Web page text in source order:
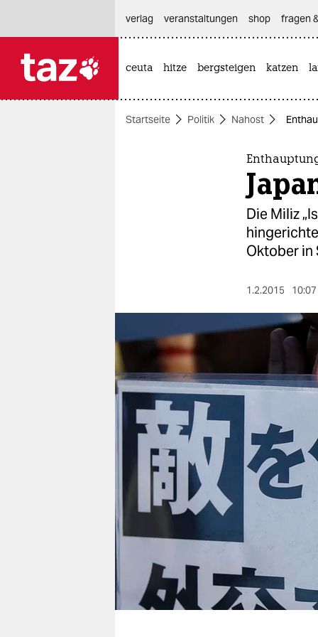
themen
wahrheit
verlag
veranstaltungen
genossenschaft
verlag
veranstaltungen shop fragen
ceuta hitze bergsteigen katzen
Startseite Politik Nahost
Die Miliz
Oktober in
1.2.2015